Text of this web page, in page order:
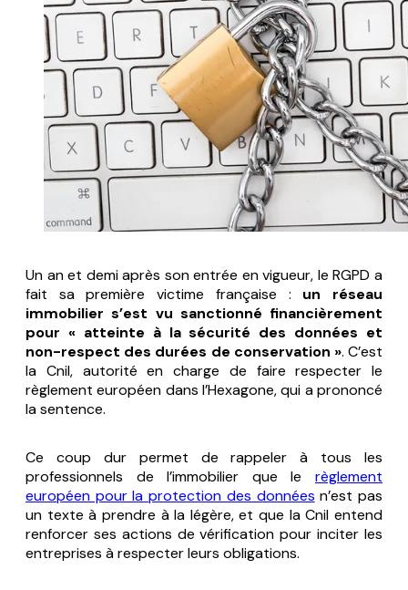
Un an et demi après son entrée en vigueur, le RGPD a
fait sa première victime française : un réseau
immobilier s’est vu sanctionné financièrement
pour « atteinte à la sécurité des données et
non-respect des durées de conservation ». C’est
la Cnil, autorité en charge de faire respecter le
règlement européen dans l’Hexagone, qui a prononcé
la sentence.
Ce coup dur permet de rappeler à tous les
professionnels de l’immobilier que le règlement
européen pour la protection des données n’est pas
un texte à prendre à la légère, et que la Cnil entend
renforcer ses actions de vérification pour inciter les
entreprises à respecter leurs obligations.